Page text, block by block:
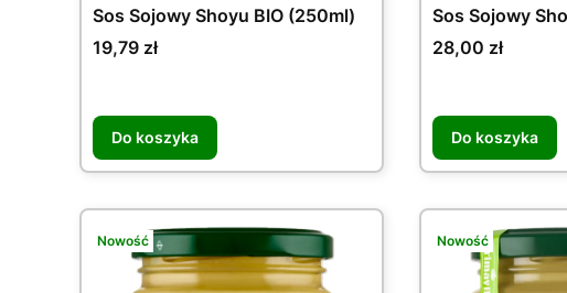
Sos Sojowy Shoyu BIO (250ml)
Cena
19,79 zł
Do koszyka
Sos Sojowy
Cena
28,00 zł
Do koszyka
Nowość Nowość